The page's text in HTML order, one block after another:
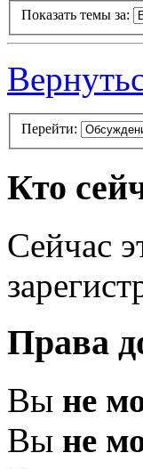
Показать темы за:
Перейти:
Кто
Сейчас
Права
Вы не
Вы не